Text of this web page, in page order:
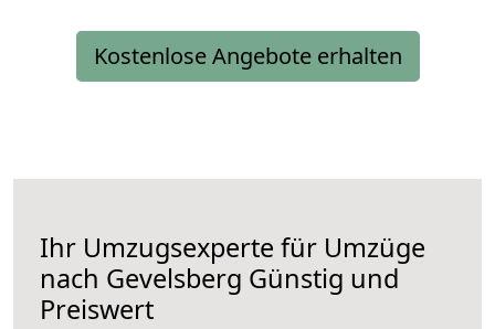
Kostenlose Angebote erhalten
Ihr Umzugsexperte für Umzüge
nach Gevelsberg Günstig und
Preiswert